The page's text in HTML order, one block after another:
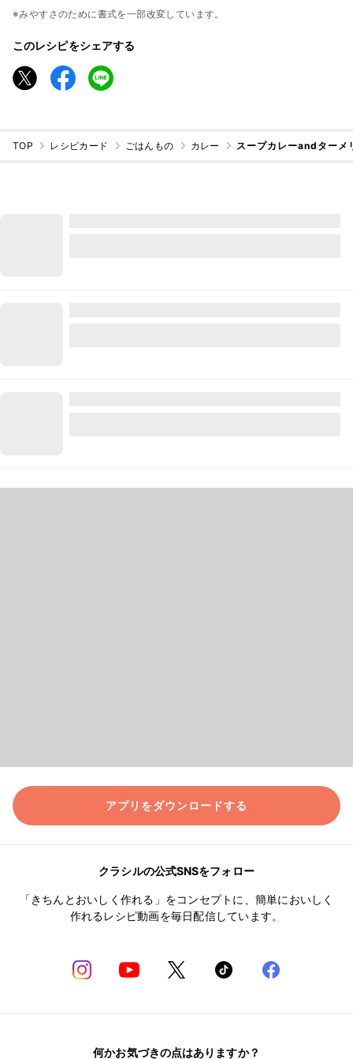
※みやすさのために書式を一部改変しています。
このレシピをシェアする
TOP レシピカード ごはんもの カレー スープカレーandターメ
アプリをダウンロードする
クラシルの公式SNSをフォロー
「きちんとおいしく作れる」をコンセプトに、簡単においしく
作れるレシピ動画を毎日配信しています。
何かお気づきの点はありますか？